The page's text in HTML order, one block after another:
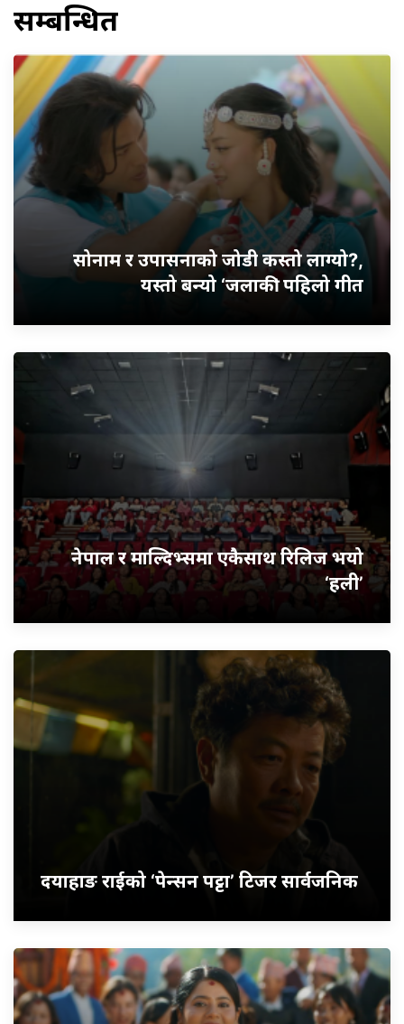
सम्बन्धित
सोनाम र उपासनाको जोडी कस्तो लाग्यो?,
यस्तो बन्यो ‘जलाकी’ पहिलो गीत
नेपाल र माल्दिभ्समा एकैसाथ रिलिज भयो
‘हली’
दयाहाङ राईको ‘पेन्सन पट्टा’ टिजर सार्वजनिक